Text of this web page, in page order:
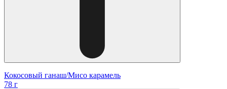
Кокосовый ганаш/Мисо карамель
78 г